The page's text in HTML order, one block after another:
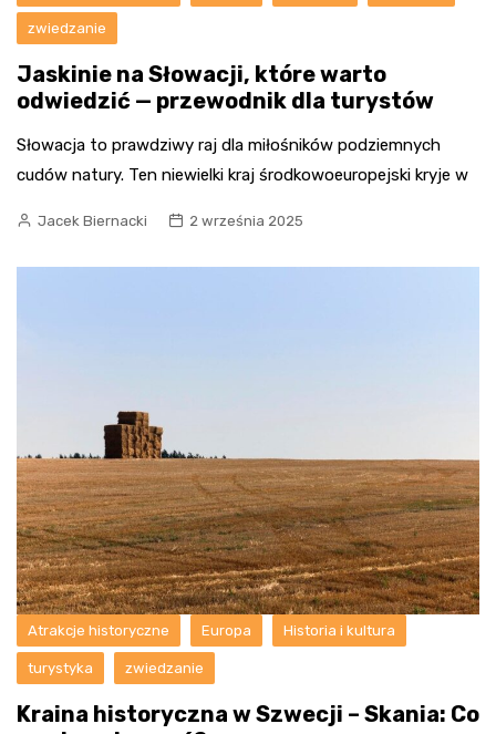
zwiedzanie
Jaskinie na Słowacji, które warto
odwiedzić — przewodnik dla turystów
Słowacja to prawdziwy raj dla miłośników podziemnych
cudów natury. Ten niewielki kraj środkowoeuropejski kryje w
Jacek Biernacki 2 września 2025
Atrakcje historyczne Europa Historia i kultura
turystyka zwiedzanie
Kraina historyczna w Szwecji – Skania: Co